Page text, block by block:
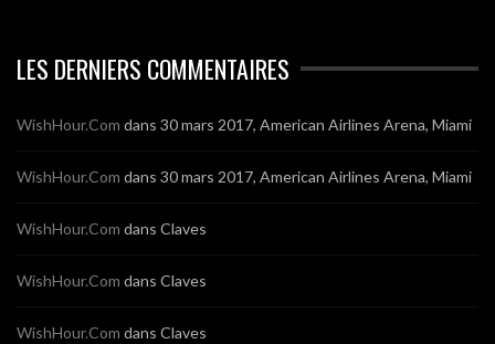
LES DERNIERS COMMENTAIRES
WishHour.Com dans 30 mars 2017, American Airlines Arena, Miami
WishHour.Com dans 30 mars 2017, American Airlines Arena, Miami
WishHour.Com dans Claves
WishHour.Com dans Claves
WishHour.Com dans Claves